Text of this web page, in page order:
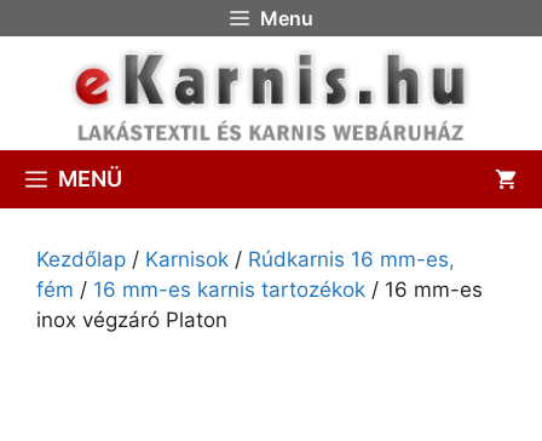
Menu
MENÜ
Kezdőlap / Karnisok / Rúdkarnis 16 mm-es,
fém / 16 mm-es karnis tartozékok / 16 mm-es
inox végzáró Platon